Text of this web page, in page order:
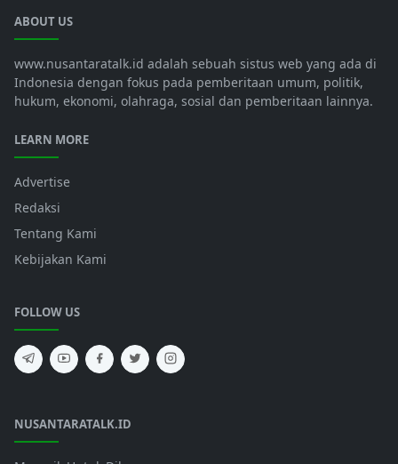
ABOUT US
www.nusantaratalk.id adalah sebuah sistus web yang ada di
Indonesia dengan fokus pada pemberitaan umum, politik,
hukum, ekonomi, olahraga, sosial dan pemberitaan lainnya.
LEARN MORE
Advertise
Redaksi
Tentang Kami
Kebijakan Kami
FOLLOW US
NUSANTARATALK.ID